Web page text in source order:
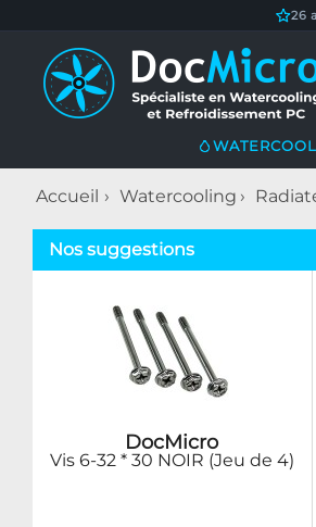
26
Accueil Watercooling
Nos suggestions
DocMicro
Vis 6-32 * 30 NOIR (Jeu de 4)